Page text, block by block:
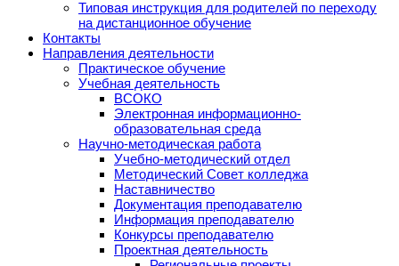
Типовая инструкция для родителей по переходу
на дистанционное обучение
Контакты
Направления деятельности
Практическое обучение
Учебная деятельность
ВСОКО
Электронная информационно-
образовательная среда
Научно-методическая работа
Учебно-методический отдел
Методический Совет колледжа
Наставничество
Документация преподавателю
Информация преподавателю
Конкурсы преподавателю
Проектная деятельность